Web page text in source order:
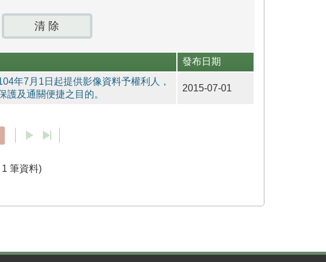
發布日期
年7月1日起提供影像資料予權利人，
及通關便捷之目的。
2015-07-01
筆資料)